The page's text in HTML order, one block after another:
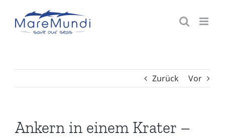
Inhalt
springen
Zurück Vor
Ankern in einem Krater –